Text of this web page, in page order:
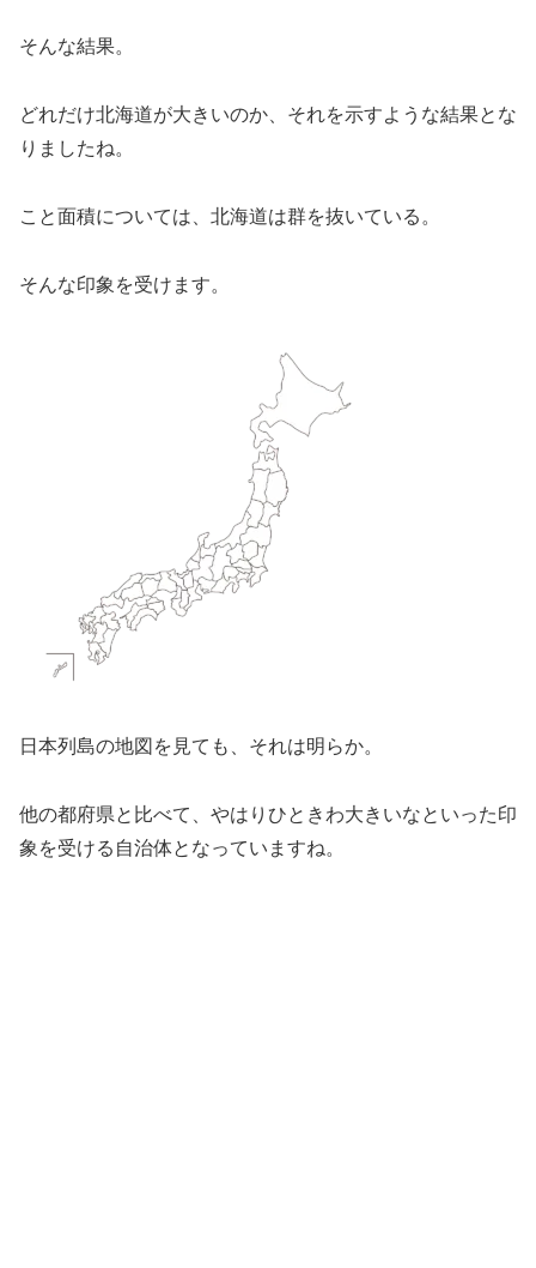
そんな結果。
どれだけ北海道が大きいのか、それを示すような結果とな
りましたね。
こと面積については、北海道は群を抜いている。
そんな印象を受けます。
日本列島の地図を見ても、それは明らか。
他の都府県と比べて、やはりひときわ大きいなといった印
象を受ける自治体となっていますね。